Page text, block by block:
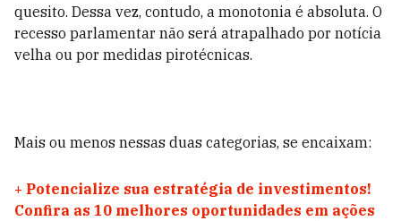
quesito. Dessa vez, contudo, a monotonia é absoluta. O
recesso parlamentar não será atrapalhado por notícia
velha ou por medidas pirotécnicas.
Mais ou menos nessas duas categorias, se encaixam:
+ Potencialize sua estratégia de investimentos!
Confira as 10 melhores oportunidades em ações